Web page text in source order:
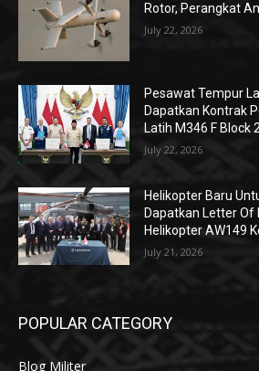
Rotor, Perangkat
July 22, 2026
Pesawat Tempur
Dapatkan Kontrak
Latih M346 F Block
July 22, 2026
Helikopter Baru
Dapatkan Letter Of
Helikopter AW149
July 21, 2026
POPULAR CATEGORY
Blog Militer